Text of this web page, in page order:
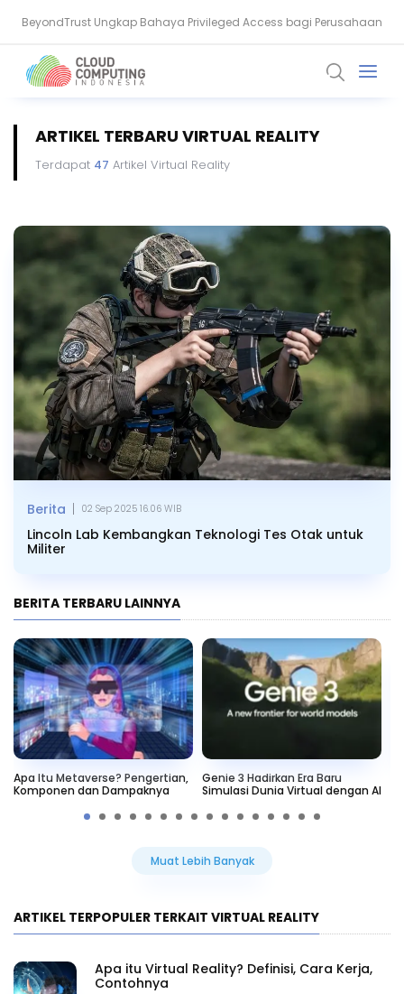
BeyondTrust Ungkap Bahaya Privileged Access bagi Perusahaan
BSSN: Komputer Kuantum Ancam Enkripsi, Saatnya Beralih ke PQC
ARTIKEL TERBARU VIRTUAL REALITY
Terdapat 47 Artikel Virtual Reality
Lincoln Lab Kembangkan Teknologi Tes Otak untuk
Militer
Berita | 02 Sep 2025 16.06 WIB
BERITA TERBARU LAINNYA
Apa Itu Metaverse? Pengertian,
Komponen dan Dampaknya
Genie 3 Hadirkan Era Baru
Simulasi Dunia Virtual dengan AI
Muat Lebih Banyak
ARTIKEL TERPOPULER TERKAIT VIRTUAL REALITY
Apa itu Virtual Reality? Definisi, Cara Kerja,
Contohnya